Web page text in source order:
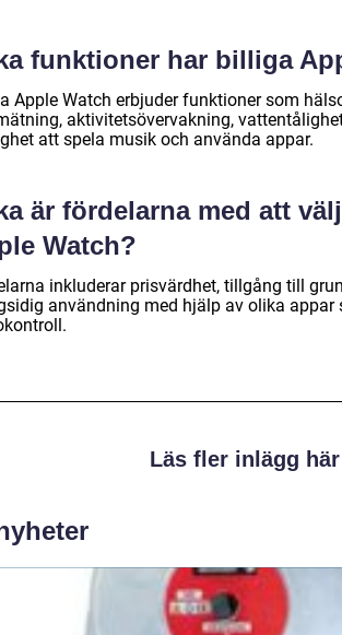
funktioner har billiga
Apple Watch erbjuder funktioner som
aktivitetsövervakning,
att spela musik och använda appar.
är fördelarna med att
Watch?
inkluderar prisvärdhet, tillgång till
användning med hjälp av olika
Läs fler inlägg här